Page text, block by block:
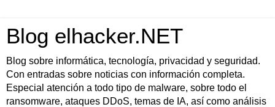
Blog elhacker.NET
Blog sobre informática, tecnología, privacidad y seguridad.
Con entradas sobre noticias con información completa.
Especial atención a todo tipo de malware, sobre todo el
ransomware, ataques DDoS, temas de IA, así como análisis